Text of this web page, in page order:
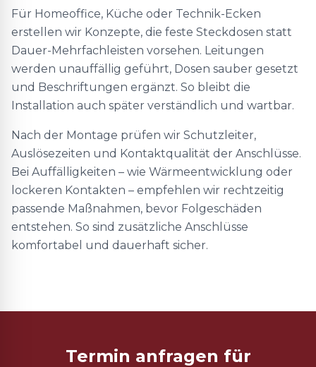
Für Homeoffice, Küche oder Technik-Ecken
erstellen wir Konzepte, die feste Steckdosen statt
Dauer-Mehrfachleisten vorsehen. Leitungen
werden unauffällig geführt, Dosen sauber gesetzt
und Beschriftungen ergänzt. So bleibt die
Installation auch später verständlich und wartbar.
Nach der Montage prüfen wir Schutzleiter,
Auslösezeiten und Kontaktqualität der Anschlüsse.
Bei Auffälligkeiten – wie Wärmeentwicklung oder
lockeren Kontakten – empfehlen wir rechtzeitig
passende Maßnahmen, bevor Folgeschäden
entstehen. So sind zusätzliche Anschlüsse
komfortabel und dauerhaft sicher.
Termin anfragen für